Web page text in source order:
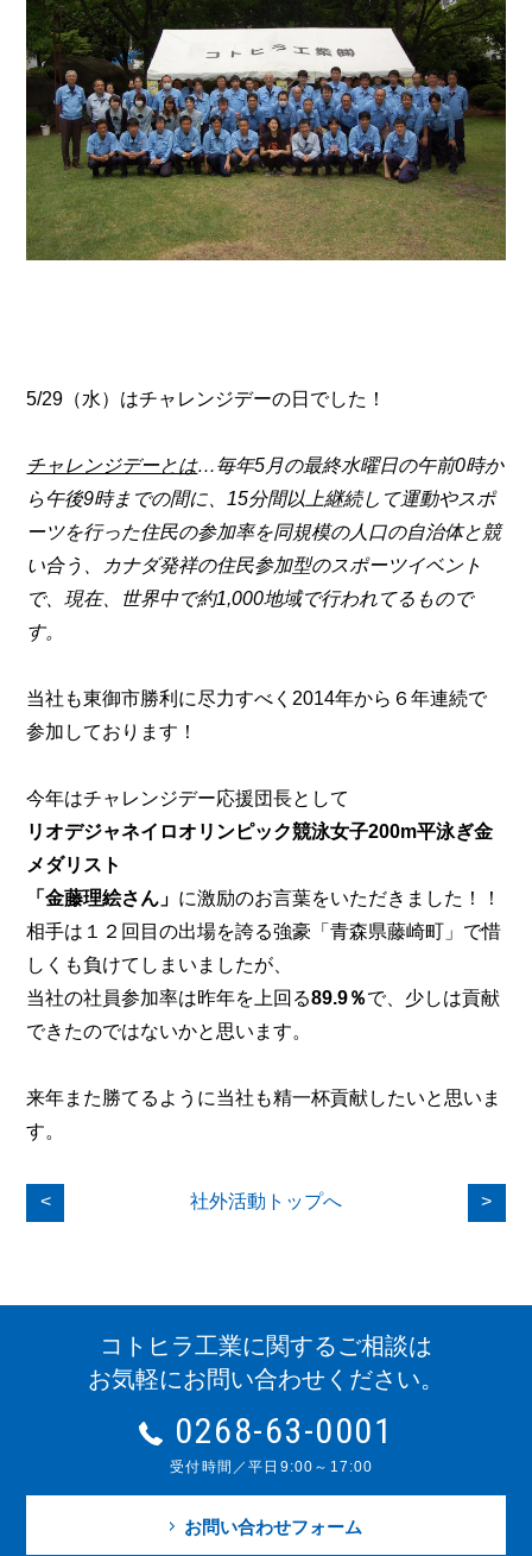
5/29（水）はチャレンジデーの日でした！
チャレンジデーとは…毎年5月の最終水曜日の午前0時か
ら午後9時までの間に、15分間以上継続して運動やスポ
ーツを行った住民の参加率を同規模の人口の自治体と競
い合う、カナダ発祥の住民参加型のスポーツイベント
で、現在、世界中で約1,000地域で行われてるもので
す。
当社も東御市勝利に尽力すべく2014年から ６年連続で
参加 しております！
今年はチャレンジデー応援団長として
リオデジャネイロオリンピック競泳女子200m平泳ぎ金
メダリスト
「金藤理絵さん」 に激励のお言葉をいただきました！！
相手は１２回目の出場を誇る強豪「青森県藤崎町」で惜
しくも負けてしまいましたが、
当社の社員参加率は昨年を上回る89.9％で、少しは貢献
できたのではないかと思います。
来年また勝てるように当社も精一杯貢献したいと思いま
す。
< >
社外活動トップへ
コトヒラ工業に関するご相談は
お気軽にお問い合わせください。
0268-63-0001
受付時間／平日9:00～17:00
お問い合わせフォーム